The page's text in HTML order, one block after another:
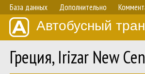
База данных Дополнительно
Автобусный
Греция, Irizar New